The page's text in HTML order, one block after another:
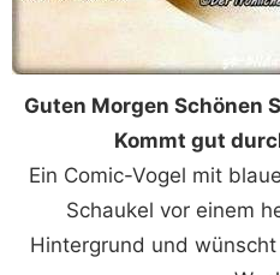
Guten Morgen Schönen
Kommt gut
Ein Comic-Vogel mit
Schaukel vor einem
Hintergrund und